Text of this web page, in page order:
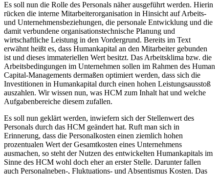
Es soll nun die Rolle des Personals näher ausgeführt werden. Hierin
rücken die interne Mitarbeiterorganisation in Hinsicht auf Arbeits-
und Unternehmensbeziehungen, die personale Entwicklung und die
damit verbundene organisationstechnische Planung und
wirtschaftliche Leistung in den Vordergrund. Bereits im Text
erwähnt heißt es, dass Humankapital an den Mitarbeiter gebunden
ist und dieses immateriellen Wert besitzt. Das Arbeitsklima bzw. die
Arbeitsbedingungen im Unternehmen sollen im Rahmen des Human
Capital-Managements dermaßen optimiert werden, dass sich die
Investitionen in Humankapital durch einen hohen Leistungsausstoß
auszahlen. Wir wissen nun, was HCM zum Inhalt hat und welche
Aufgabenbereiche diesem zufallen.
Es soll nun geklärt werden, inwiefern sich der Stellenwert des
Personals durch das HCM geändert hat. Ruft man sich in
Erinnerung, dass die Personalkosten einen ziemlich hohen
prozentualen Wert der Gesamtkosten eines Unternehmens
ausmachen, so steht der Nutzen des entwickelten Humankapitals im
Sinne des HCM wohl doch eher an erster Stelle. Darunter fallen
auch Personalneben-, Fluktuations- und Absentismus Kosten. Das